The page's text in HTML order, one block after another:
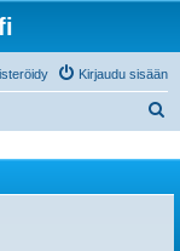
Kirjaudu sisään
i